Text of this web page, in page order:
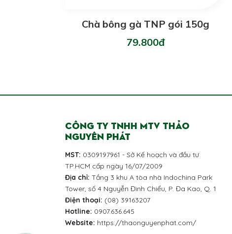
Chà bông gà TNP gói 150g
79.800đ
CÔNG TY TNHH MTV THẢO
NGUYÊN PHÁT
MST: 0309197961 - Sở Kế hoạch và đầu tư
TP.HCM cấp ngày 16/07/2009
Địa chỉ: Tầng 3 khu A tòa nhà Indochina Park
Tower, số 4 Nguyễn Đình Chiểu, P. Đa Kao, Q. 1
Điện thoại: (08) 39163207
Hotline: 0907.636.645
Website: https://thaonguyenphat.com/